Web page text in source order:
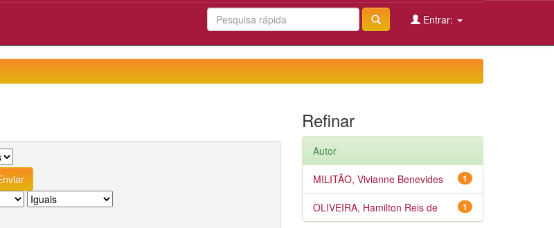
Entrar:
Refinar
Autor
1
MILITÃO, Vivianne Benevides
1
OLIVEIRA, Hamilton Reis de